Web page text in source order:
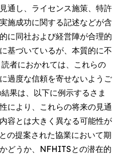
通し、ライセンス施策、特許
施成功に関する記述などが含
に同社および経営陣が合理的
基づいているが、本質的に不
者におかれては、これらの
過度な信頼を寄せないようご
果は、以下に例示するさま
により、これらの将来の見通
容とは大きく異なる可能性が
の提案された協業において期
どうか、NFHITSとの潜在的